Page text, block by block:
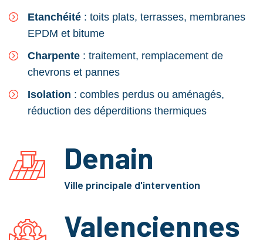
Etanchéité : toits plats, terrasses, membranes
EPDM et bitume
Charpente : traitement, remplacement de
chevrons et pannes
Isolation : combles perdus ou aménagés,
réduction des déperditions thermiques
Denain
Ville principale d'intervention
Valenciennes